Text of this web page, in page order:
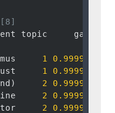
topic     gamma
Camus
1
0.9999793
1
0.9999618
band) 2
0.9999730
2
0.9999663
2
0.9999578